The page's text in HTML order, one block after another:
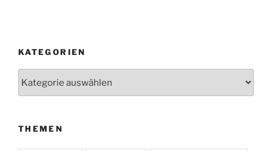
KATEGORIEN
THEMEN